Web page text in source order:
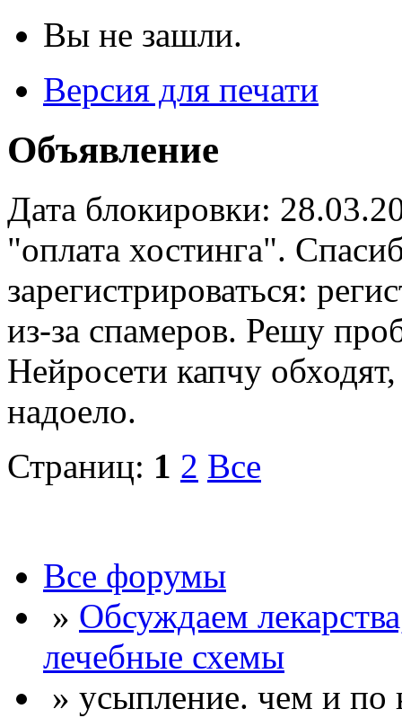
Вы не зашли.
Версия для печати
Объявление
Дата блокировки:
"оплата хостинга".
зарегистрироваться:
из-за спамеров. Решу
Нейросети капчу
надоело.
Страниц: 1 2 Все
Все форумы
» Обсуждаем
лечебные схемы
» усыпление. чем и по